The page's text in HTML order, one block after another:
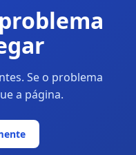
Se o problema
a página.